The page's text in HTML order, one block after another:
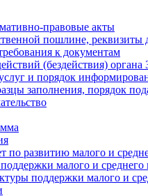
правовые акты
пошлине, реквизиты
к документам
(бездействия)
и порядок
заполнения, порядок
по развитию малого и
малого и среднего
поддержки малого и